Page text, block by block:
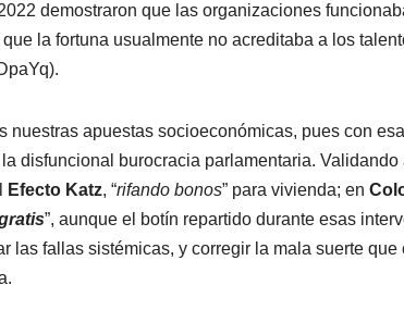
demostraron que las organizaciones
la fortuna usualmente no acreditaba a los
nuestras apuestas socioeconómicas, pues con
disfuncional burocracia parlamentaria. Validando
Efecto Katz, “rifando bonos” para vivienda; en
”, aunque el botín repartido durante esas
las fallas sistémicas, y corregir la mala suerte